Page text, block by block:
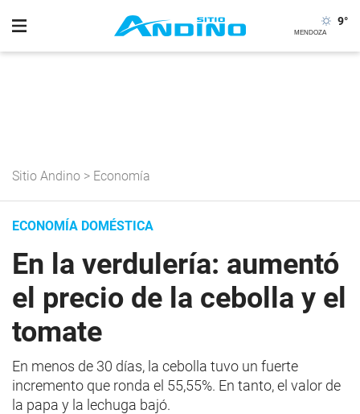
9°
Sitio Andino > Economía
ECONOMÍA DOMÉSTICA
En la verdulería: aumentó
el precio de la cebolla y el
tomate
En menos de 30 días, la cebolla tuvo un fuerte
incremento que ronda el 55,55%. En tanto, el valor de
la papa y la lechuga bajó.